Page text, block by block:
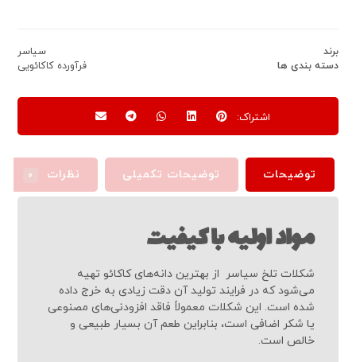
برند
سیاسر
دسته بندی ها
فرآورده کاکائویی
توضیحات توضیحات تکمیلی نظرات ۰
مواد اولیه با کیفیت
شکلات تلخ سیاسر از بهترین دانه‌های کاکائو تهیه
می‌شود که در فرایند تولید آن دقت زیادی به خرج داده
شده است. این شکلات معمولاً فاقد افزودنی‌های مصنوعی
یا شکر اضافی است، بنابراین طعم آن بسیار طبیعی و
خالص است.